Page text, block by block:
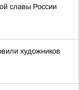
славы России
художников